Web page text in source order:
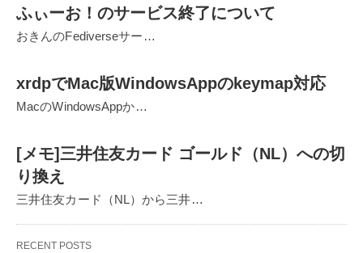
ふぃーお！のサービス終了について
おきんのFediverseサー…
xrdpでMac版WindowsAppのkeymap対応
MacのWindowsAppか…
[メモ]三井住友カード ゴールド（NL）への切
り換え
三井住友カード（NL）から三井…
RECENT POSTS